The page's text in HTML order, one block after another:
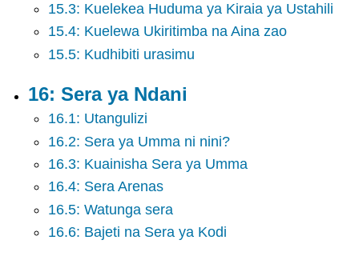
15.3: Kuelekea Huduma ya Kiraia ya Ustahili
15.4: Kuelewa Ukiritimba na Aina zao
15.5: Kudhibiti urasimu
16: Sera ya Ndani
16.1: Utangulizi
16.2: Sera ya Umma ni nini?
16.3: Kuainisha Sera ya Umma
16.4: Sera Arenas
16.5: Watunga sera
16.6: Bajeti na Sera ya Kodi